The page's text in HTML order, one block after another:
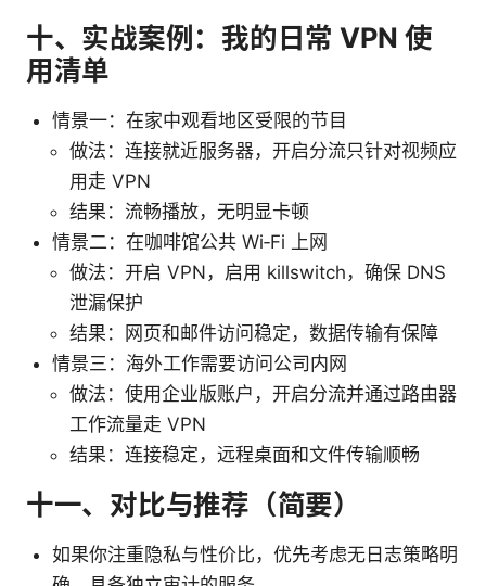
十、实战案例：我的日常 VPN 使
用清单
情景一：在家中观看地区受限的节目
做法：连接就近服务器，开启分流只针对视频应
用走 VPN
结果：流畅播放，无明显卡顿
情景二：在咖啡馆公共 Wi‑Fi 上网
做法：开启 VPN，启用 killswitch，确保 DNS
泄漏保护
结果：网页和邮件访问稳定，数据传输有保障
情景三：海外工作需要访问公司内网
做法：使用企业版账户，开启分流并通过路由器
工作流量走 VPN
结果：连接稳定，远程桌面和文件传输顺畅
十一、对比与推荐（简要）
如果你注重隐私与性价比，优先考虑无日志策略明